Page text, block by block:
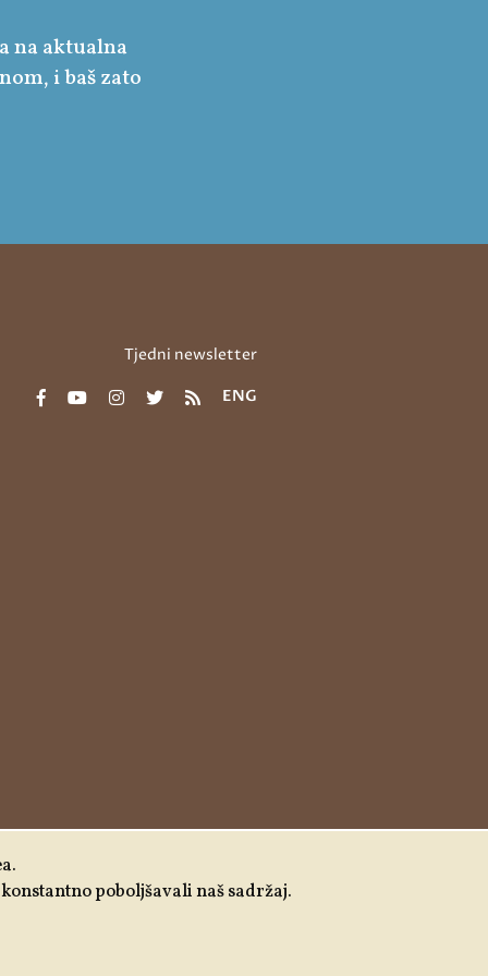
na aktualna
i baš zato
Tjedni newsletter
ENG
poboljšavali naš sadržaj.